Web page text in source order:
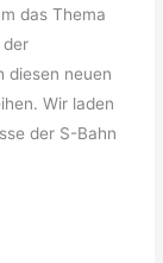
das Thema
der
diesen neuen
Wir laden
der S-Bahn